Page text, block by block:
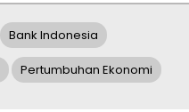
Bank Indonesia
Pertumbuhan Ekonomi